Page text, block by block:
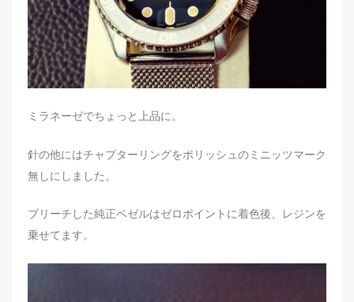
ミラネーゼでちょっと上品に。
針の他にはチャプターリングをポリッシュのミニッツマーク
無しにしました。
ブリーチした純正ベゼルはゼロポイントに着色後、レジンを
乗せてます。